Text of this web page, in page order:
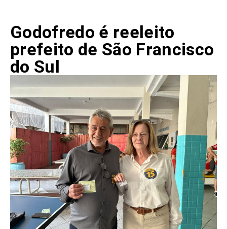
Godofredo é reeleito
prefeito de São Francisco
do Sul